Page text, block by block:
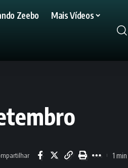
Zeebo Mais Vídeos
1